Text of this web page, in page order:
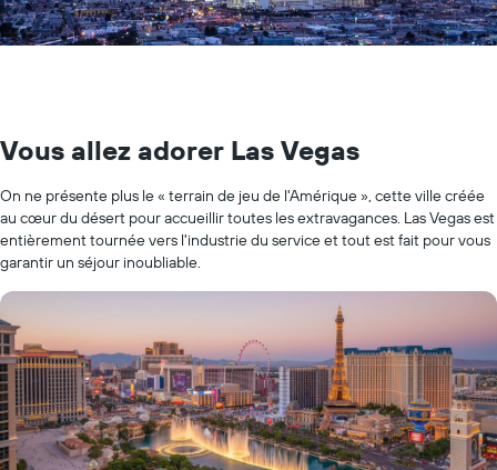
Vous allez adorer Las Vegas
On ne présente plus le « terrain de jeu de l'Amérique », cette ville créée
au cœur du désert pour accueillir toutes les extravagances. Las Vegas est
entièrement tournée vers l'industrie du service et tout est fait pour vous
garantir un séjour inoubliable.